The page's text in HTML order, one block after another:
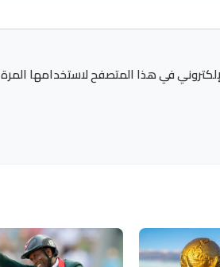
في هذا المتصفح لاستخدامها المرة